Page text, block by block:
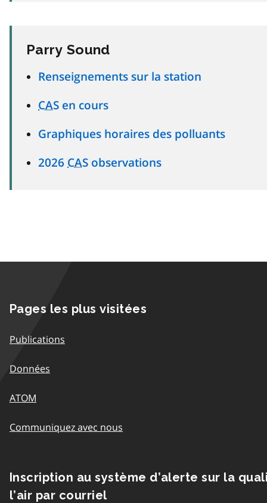
Parry Sound
Renseignements sur la station
CAS en cours
Graphiques horaires des polluants
2026 CAS observations
Pages les plus visitées
Publications
Données
ATOM
Communiquez avec nous
Inscription au système d’alerte sur la
l’air par courriel